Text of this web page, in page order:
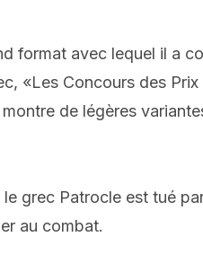
avec lequel il a
«Les Concours des
de légères
grec Patrocle est tué
au combat.